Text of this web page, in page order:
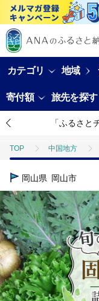
カテゴリ 地域
寄付額 旅先を探す
「ふるさと
TOP 中国地方
TOP
岡山県 岡山市